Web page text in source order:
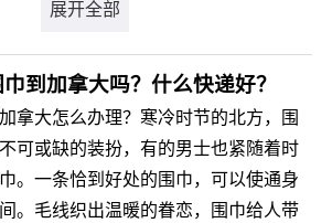
之一。新加坡在城市保洁方面效果显
市”之美称。 我们专业国际行李托
捷的大连至新加坡国际包裹邮寄服
到加拿大吗？什么快递好？
拿大怎么办理？寒冷时节的北方，围
可或缺的装扮，有的男士也紧随着时
。一条恰到好处的围巾，可以使通身
。毛线织出温暖的眷恋，围巾给人带